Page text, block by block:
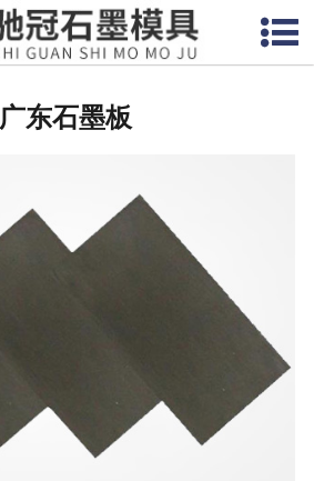
网站首页
广东电子产品模具
广东石墨管(棒板)
广东电子烧结模具
广东石墨板